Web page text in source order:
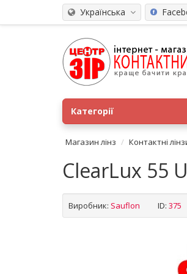
Українська
Категорії
Магазин лінз Контактні
ClearLux 55
Виробник: Sauflon ID: 375